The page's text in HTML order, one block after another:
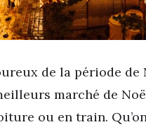
de la période de
marché de
ou en train. Qu’on